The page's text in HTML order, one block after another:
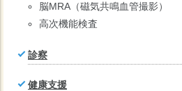
脳MRA（磁気共鳴血管撮影）
高次機能検査
診察
健康支援